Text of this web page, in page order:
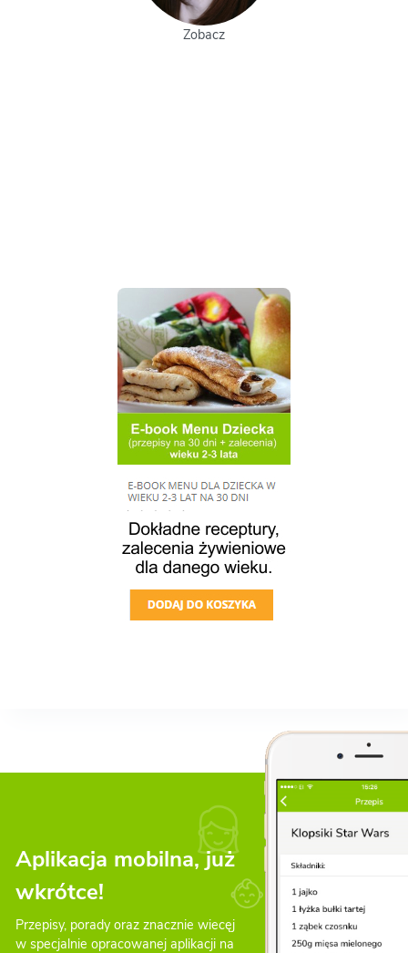
Aplikacja mobilna, już
wkrótce!
Przepisy, porady oraz znacznie wiecęj
w specjalnie opracowanej aplikacji na